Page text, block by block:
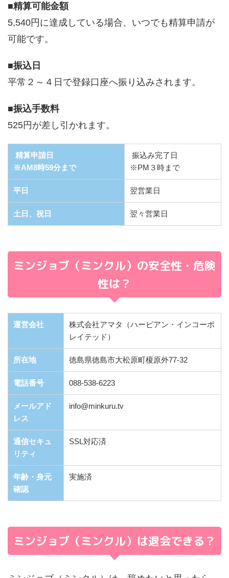
■精算可能金額
5,540円に達成している場合、いつでも精算申請が
可能です。
■振込日
平常２～４日で登録口座へ振り込みされます。
■振込手数料
525円が差し引かれます。
精算申請日
※AM8時59分まで
振込み完了日
※PM３時まで
平日 翌営業日
土日、祝日 翌々営業日
ミンジョブ（ミンクル）の安全性・危険
性は？
運営会社
株式会社アマタ（ハーピアン・インコーポ
レイテッド）
所在地 徳島県徳島市大松原町榎原外77-32
電話番号 088-538-6223
メールアド
レス
info@minkuru.tv
通信セキュ
リティ
SSL対応済
年齢・身元
確認
実施済
ミンジョブ（ミンクル）は退会できる？